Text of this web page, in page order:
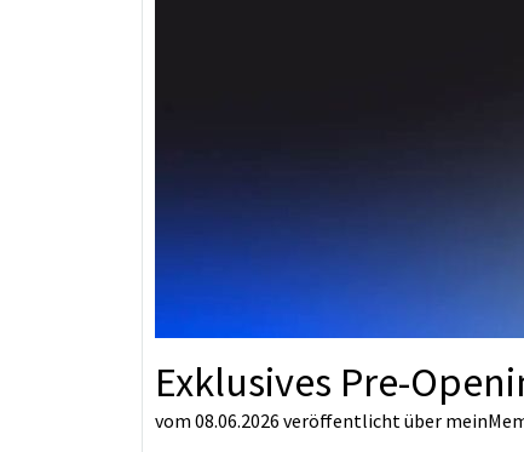
Exklusives Pre-
vom 08.06.2026 veröffentlicht über